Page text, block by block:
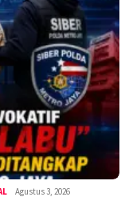
Agustus 3, 2026